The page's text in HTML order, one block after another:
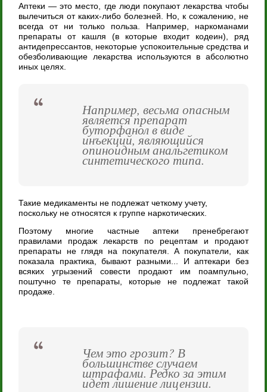
Аптеки — это место, где люди покупают лекарства чтобы
вылечиться от каких-либо болезней. Но, к сожалению, не
всегда от ни только польза. Например, наркоманами
препараты от кашля (в которые входит кодеин), ряд
антидепрессантов, некоторые успокоительные средства и
обезболивающие лекарства используются в абсолютно
иных целях.
Например, весьма опасным
является препарат
буторфанол в виде
инъекций, являющийся
опиноидным анальгетиком
синтетического типа.
Такие медикаменты не подлежат четкому учету,
поскольку не относятся к группе наркотических.
Поэтому многие частные аптеки пренебрегают
правилами продаж лекарств по рецептам и продают
препараты не глядя на покупателя. А покупатели, как
показала практика, бывают разными... И аптекари без
всяких угрызений совести продают им поампульно,
поштучно те препараты, которые не подлежат такой
продаже.
Чем это грозит? В
большинстве случаем
штрафами. Редко за этим
идет лишение лицензии.